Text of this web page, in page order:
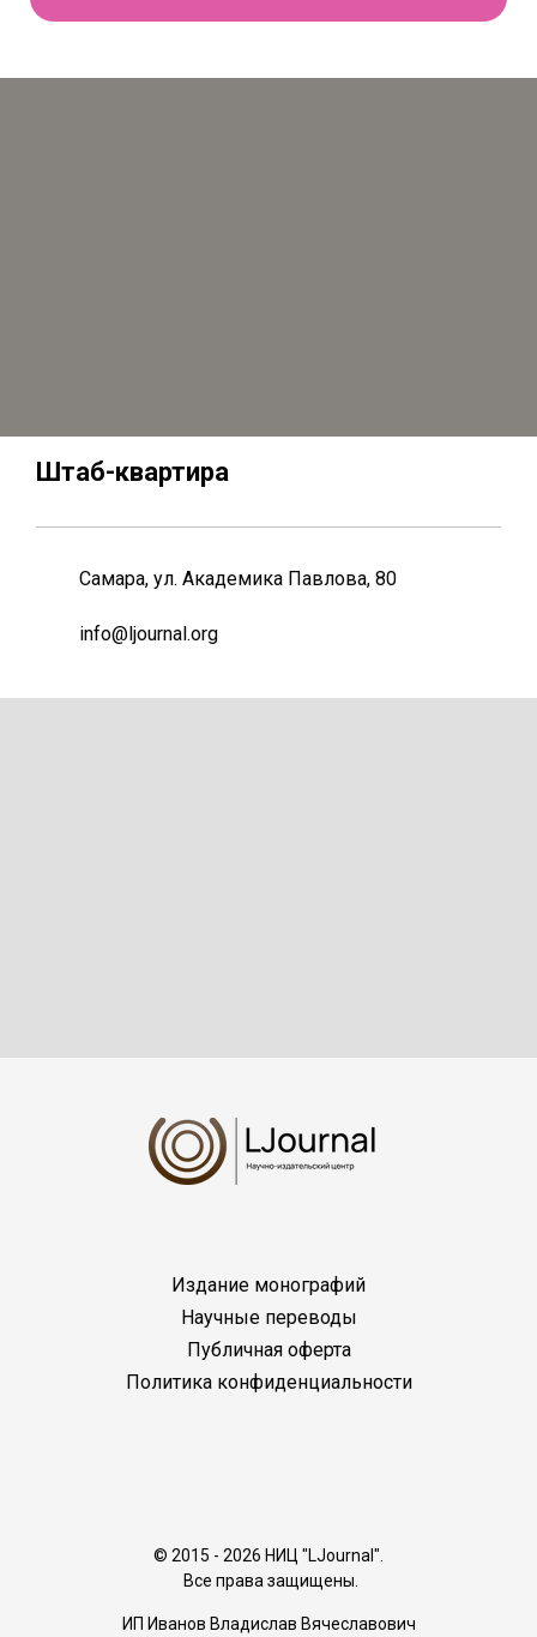
Штаб-квартира
Самара, ул. Академика Павлова, 80
info@ljournal.org
Издание монографий
Научные переводы
Публичная оферта
Политика конфиденциальности
© 2015 - 2026 НИЦ "LJournal".
Все права защищены.
ИП Иванов Владислав Вячеславович